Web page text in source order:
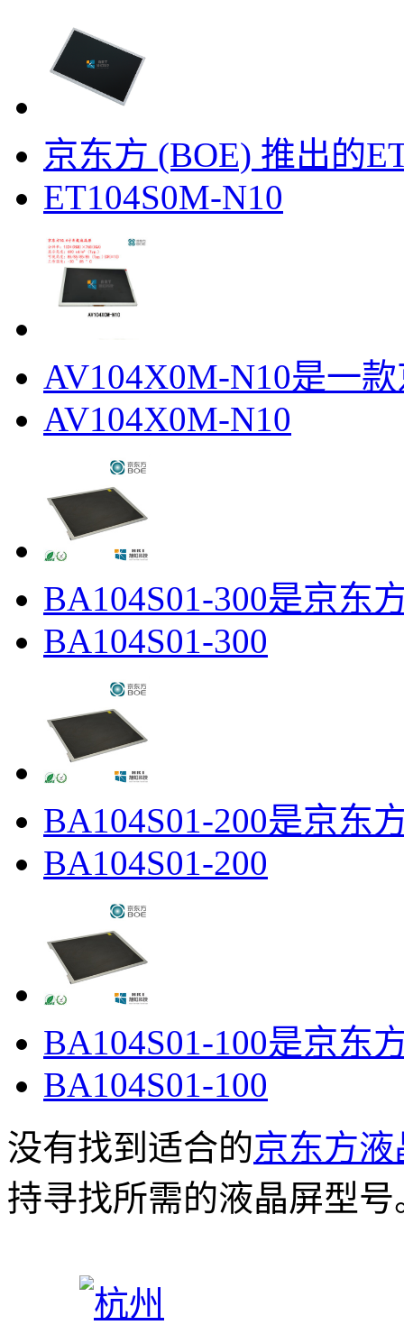
京东方 (BOE) 推出的
ET104S0M-N10
AV104X0M-N10是一
AV104X0M-N10
​BA104S01-300是京东
BA104S01-300
​BA104S01-200是京东
BA104S01-200
BA104S01-100是京东
BA104S01-100
没有找到适合的京东方液
持寻找所需的液晶屏型号